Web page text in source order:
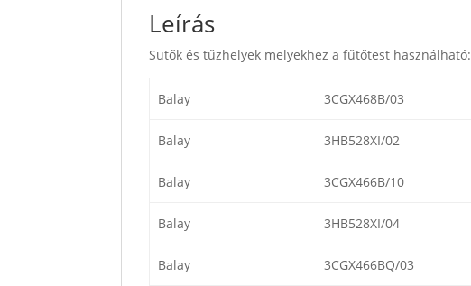
Leírás
Sütők és tűzhelyek melyekhez a fűtőtest használható:
Balay 3CGX468B/03
Balay 3HB528XI/02
Balay 3CGX466B/10
Balay 3HB528XI/04
Balay 3CGX466BQ/03